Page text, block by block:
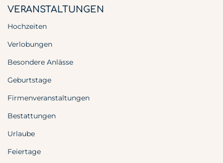
VERANSTALTUNGEN
Hochzeiten
Verlobungen
Besondere Anlässe
Geburtstage
Firmenveranstaltungen
Bestattungen
Urlaube
Feiertage